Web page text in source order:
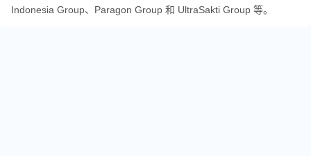
Indonesia Group、Paragon Group 和 UltraSakti Group 等。